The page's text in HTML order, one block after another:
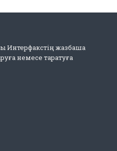
Интерфакстің жазбаша
немесе таратуға